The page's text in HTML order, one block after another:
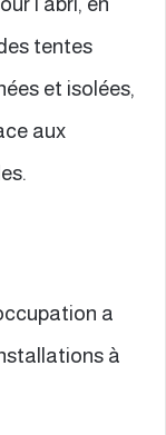
tentes
et isolées,
aux
a
à